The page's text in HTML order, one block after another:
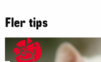
Fler tips